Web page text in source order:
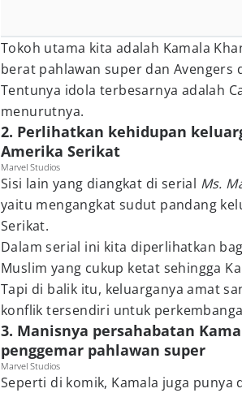
Tokoh utama kita adalah Kamala
berat pahlawan super dan Avengers
Tentunya idola terbesarnya adalah
menurutnya.
2. Perlihatkan kehidupan
Amerika Serikat
Marvel Studios
Sisi lain yang diangkat di serial Ms.
yaitu mengangkat sudut pandang
Serikat.
Dalam serial ini kita diperlihatkan
Muslim yang cukup ketat sehingga
Tapi di balik itu, keluarganya amat
konflik tersendiri untuk
3. Manisnya persahabatan
penggemar pahlawan super
Marvel Studios
Seperti di komik, Kamala juga punya